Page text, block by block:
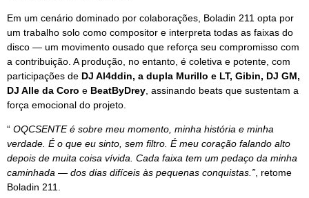
Em um cenário dominado por colaborações, Boladin 211 opta por
um trabalho solo como compositor e interpreta todas as faixas do
disco — um movimento ousado que reforça seu compromisso com
a contribuição. A produção, no entanto, é coletiva e potente, com
participações de DJ Al4ddin, a dupla Murillo e LT, Gibin, DJ GM,
DJ Alle da Coro e BeatByDrey , assinando beats que sustentam a
força emocional do projeto.
“ OQCSENTE é sobre meu momento, minha história e minha
verdade. É o que eu sinto, sem filtro. É meu coração falando alto
depois de muita coisa vívida. Cada faixa tem um pedaço da minha
caminhada — dos dias difíceis às pequenas conquistas.”, retome
Boladin 211.